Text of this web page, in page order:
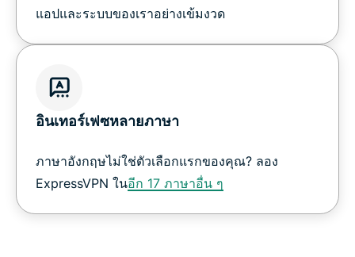
แอปและระบบของเราอย่างเข้มงวด
อินเทอร์เฟซหลายภาษา
ภาษาอังกฤษไม่ใช่ตัวเลือกแรกของคุณ? ลอง
ExpressVPN ในอีก 17 ภาษาอื่น ๆ